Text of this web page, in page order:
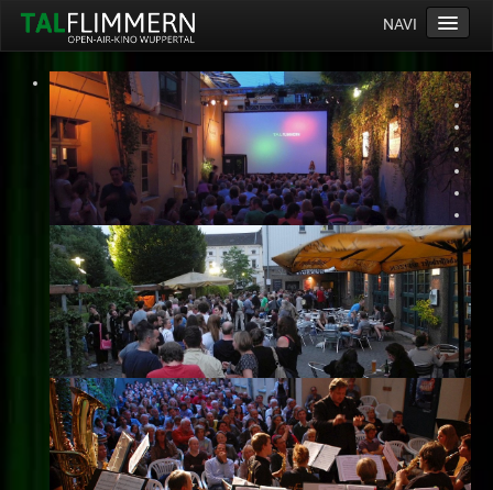
NAVI
Home
Programm
Service
Ticketinfos
Ort
Anreise
Wetter
Kinogutschein
Konzept
Archiv
Kontakt